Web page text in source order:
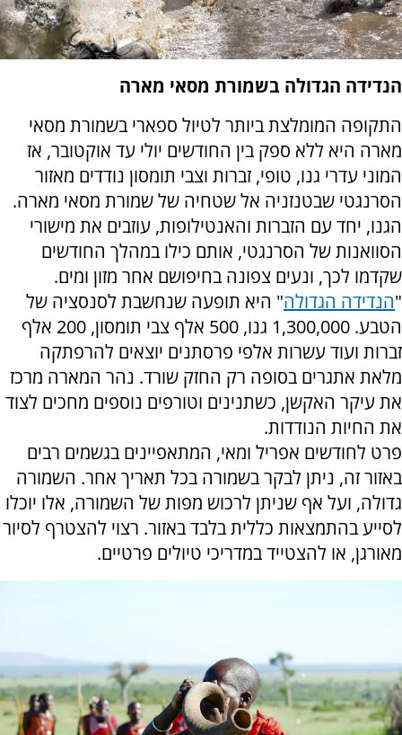
הנדידה הגדולה בשמורת מסאי מארה
התקופה המומלצת ביותר לטיול ספארי בשמורת מסאי
מארה היא ללא ספק בין החודשים יולי עד אוקטובר, אז
המוני עדרי גנו, טופי, זברות וצבי תומסון נודדים מאזור
הסרנגטי שבטנזניה אל שטחיה של שמורת מסאי מארה.
הגנו, יחד עם הזברות והאנטילופות, עוזבים את מישורי
הסוואנות של הסרנגטי, אותם כילו במהלך החודשים
שקדמו לכך, ונעים צפונה בחיפושם אחר מזון ומים.
"הנדידה הגדולה" היא תופעה שנחשבת לסנסציה של
הטבע. 1,300,000 גנו, 500 אלף צבי תומסון, 200 אלף
זברות ועוד עשרות אלפי פרסתנים יוצאים להרפתקה
מלאת אתגרים בסופה רק החזק שורד. נהר המארה מרכז
את עיקר האקשן, כשתנינים וטורפים נוספים מחכים לצוד
את החיות הנודדות.
פרט לחודשים אפריל ומאי, המתאפיינים בגשמים רבים
באזור זה, ניתן לבקר בשמורה בכל תאריך אחר. השמורה
גדולה, ועל אף שניתן לרכוש מפות של השמורה, אלו יוכלו
לסייע בהתמצאות כללית בלבד באזור. רצוי להצטרף לסיור
מאורגן, או להצטייד במדריכי טיולים פרטיים.